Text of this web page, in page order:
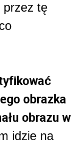
przez tę
obrazka
obrazu w
idzie na